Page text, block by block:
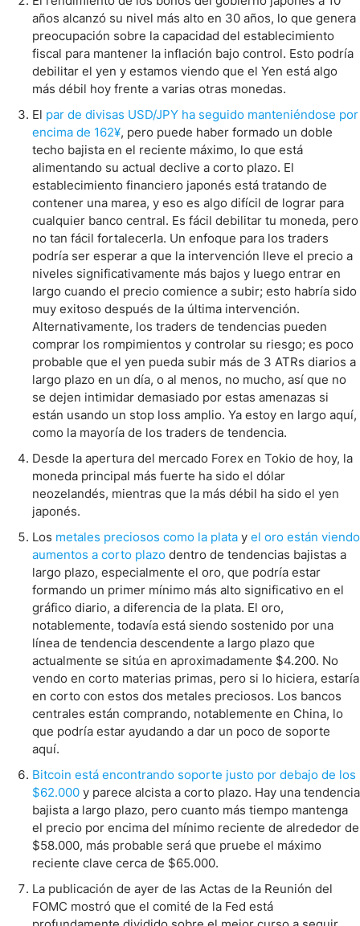
años alcanzó su nivel más alto en 30 años, lo que genera
preocupación sobre la capacidad del establecimiento
fiscal para mantener la inflación bajo control. Esto podría
debilitar el yen y estamos viendo que el Yen está algo
más débil hoy frente a varias otras monedas.
El par de divisas USD/JPY ha seguido manteniéndose por
encima de 162¥, pero puede haber formado un doble
techo bajista en el reciente máximo, lo que está
alimentando su actual declive a corto plazo. El
establecimiento financiero japonés está tratando de
contener una marea, y eso es algo difícil de lograr para
cualquier banco central. Es fácil debilitar tu moneda, pero
no tan fácil fortalecerla. Un enfoque para los traders
podría ser esperar a que la intervención lleve el precio a
niveles significativamente más bajos y luego entrar en
largo cuando el precio comience a subir; esto habría sido
muy exitoso después de la última intervención.
Alternativamente, los traders de tendencias pueden
comprar los rompimientos y controlar su riesgo; es poco
probable que el yen pueda subir más de 3 ATRs diarios a
largo plazo en un día, o al menos, no mucho, así que no
se dejen intimidar demasiado por estas amenazas si
están usando un stop loss amplio. Ya estoy en largo aquí,
como la mayoría de los traders de tendencia.
Desde la apertura del mercado Forex en Tokio de hoy, la
moneda principal más fuerte ha sido el dólar
neozelandés, mientras que la más débil ha sido el yen
japonés.
Los metales preciosos como la plata y el oro están viendo
aumentos a corto plazo dentro de tendencias bajistas a
largo plazo, especialmente el oro, que podría estar
formando un primer mínimo más alto significativo en el
gráfico diario, a diferencia de la plata. El oro,
notablemente, todavía está siendo sostenido por una
línea de tendencia descendente a largo plazo que
actualmente se sitúa en aproximadamente $4.200. No
vendo en corto materias primas, pero si lo hiciera, estaría
en corto con estos dos metales preciosos. Los bancos
centrales están comprando, notablemente en China, lo
que podría estar ayudando a dar un poco de soporte
aquí.
Bitcoin está encontrando soporte justo por debajo de los
$62.000 y parece alcista a corto plazo. Hay una tendencia
bajista a largo plazo, pero cuanto más tiempo mantenga
el precio por encima del mínimo reciente de alrededor de
$58.000, más probable será que pruebe el máximo
reciente clave cerca de $65.000.
La publicación de ayer de las Actas de la Reunión del
FOMC mostró que el comité de la Fed está